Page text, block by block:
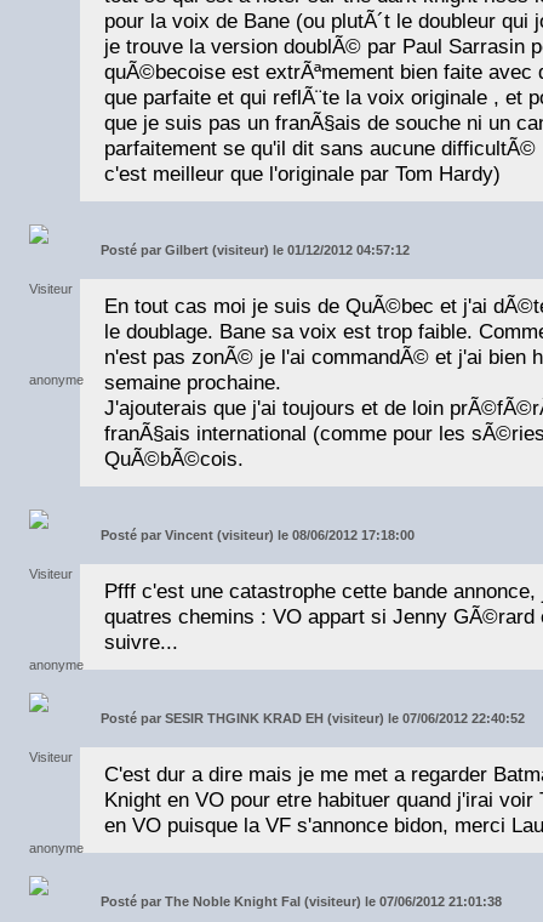
pour la voix de Bane (ou plutÃ´t le doubleur qui
je trouve la version doublÃ© par Paul Sarrasin
quÃ©becoise est extrÃªmement bien faite avec
que parfaite et qui reflÃ¨te la voix originale , et
que je suis pas un franÃ§ais de souche ni un
parfaitement se qu'il dit sans aucune difficultÃ©
c'est meilleur que l'originale par Tom Hardy)
Posté par Gilbert (visiteur) le 01/12/2012 04:57:12
En tout cas moi je suis de QuÃ©bec et j'ai
le doublage. Bane sa voix est trop faible.
n'est pas zonÃ© je l'ai commandÃ© et j'ai bien
semaine prochaine.
J'ajouterais que j'ai toujours et de loin
franÃ§ais international (comme pour les
QuÃ©bÃ©cois.
Posté par Vincent (visiteur) le 08/06/2012 17:18:00
Pfff c'est une catastrophe cette bande
quatres chemins : VO appart si Jenny GÃ©rard
suivre...
Posté par SESIR THGINK KRAD EH (visiteur) le 07/06/2012 22:40:52
C'est dur a dire mais je me met a regarder
Knight en VO pour etre habituer quand j'irai
en VO puisque la VF s'annonce bidon, merci
Posté par The Noble Knight Fal (visiteur) le 07/06/2012 21:01:38